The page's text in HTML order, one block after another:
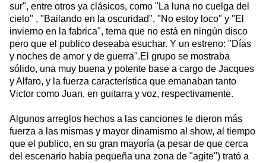
sur", entre otros ya clásicos, como "La luna no cuelga del
cielo" , "Bailando en la oscuridad", "No estoy loco" y "El
invierno en la fabrica", tema que no está en ningún disco
pero que el publico deseaba esuchar. Y un estreno: "Días
y noches de amor y de guerra".El grupo se mostraba
sólido, una muy buena y potente base a cargo de Jacques
y Alfaro, y la fuerza característica que emanaban tanto
Victor como Juan, en guitarra y voz, respectivamente.
Algunos arreglos hechos a las canciones le dieron más
fuerza a las mismas y mayor dinamismo al show, al tiempo
que el publico, en su gran mayoría (a pesar de que cerca
del escenario había pequeña una zona de "agite") trató a